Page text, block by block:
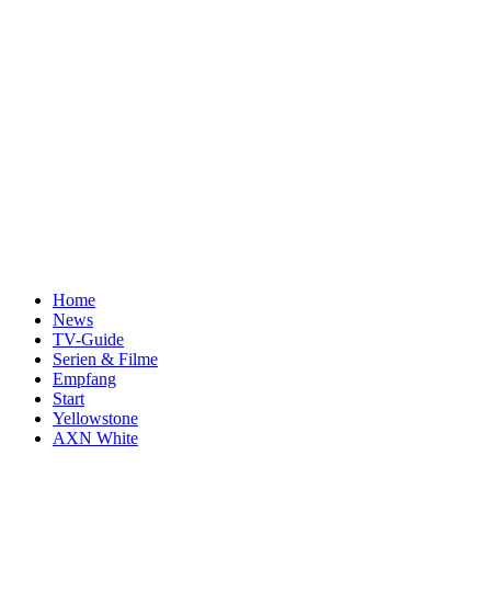
Home
News
TV-Guide
Serien & Filme
Empfang
Start
Yellowstone
AXN White